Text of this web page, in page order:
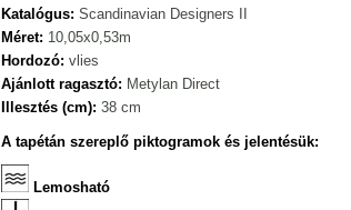
Katalógus: Scandinavian Designers II
Méret: 10,05x0,53m
Hordozó: vlies
Ajánlott ragasztó: Metylan Direct
Illesztés (cm): 38 cm
A tapétán szereplő piktogramok és jelentésük:
Lemosható